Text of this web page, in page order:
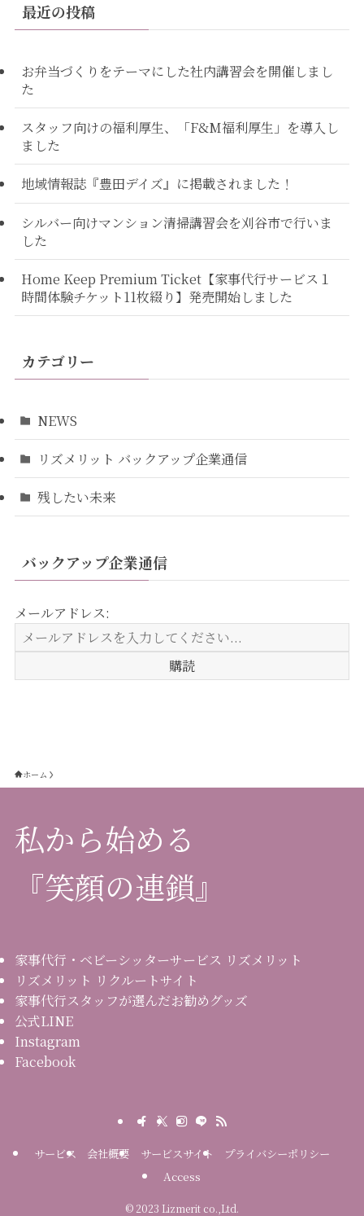
最近の投稿
お弁当づくりをテーマにした社内講習会を開催しまし
た
スタッフ向けの福利厚生、「F&M福利厚生」を導入し
ました
地域情報誌『豊田デイズ』に掲載されました！
シルバー向けマンション清掃講習会を刈谷市で行いま
した
Home Keep Premium Ticket【家事代行サービス１
時間体験チケット11枚綴り】発売開始しました
カテゴリー
NEWS
リズメリット バックアップ企業通信
残したい未来
バックアップ企業通信
メールアドレス:
ホーム
私から始める
『笑顔の連鎖』
家事代行・ベビーシッターサービス リズメリット
リズメリット リクルートサイト
家事代行スタッフが選んだお勧めグッズ
公式LINE
Instagram
Facebook
サービス 会社概要 サービスサイト
プライバシーポリシー
Access
© 2023 Lizmerit co.,Ltd.